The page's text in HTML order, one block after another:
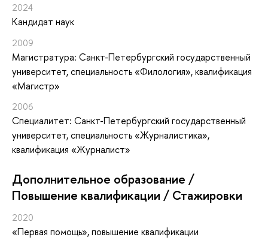
2024
Кандидат наук
2009
Магистратура: Санкт-Петербургский государственный
университет, специальность «Филология», квалификация
«Магистр»
2006
Специалитет: Санкт-Петербургский государственный
университет, специальность «Журналистика»,
квалификация «Журналист»
Дополнительное образование /
Повышение квалификации / Стажировки
2020
«Первая помощь», повышение квалификации